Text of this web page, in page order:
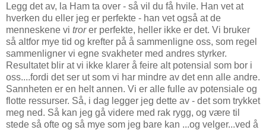
Legg det av, la Ham ta over - så vil du få hvile. Han vet at
hverken du eller jeg er perfekte - han vet også at de
menneskene vi trorer perfekte, heller ikke er det. Vi bruker
så altfor mye tid og krefter på å sammenligne oss, som regel
sammenligner vi egne svakheter med andres styrker.
Resultatet blir at vi ikke klarer å feire alt potensial som bor i
oss....fordi det ser ut som vi har mindre av det enn alle andre.
Sannheten er en helt annen. Vi er alle fulle av potensiale og
flotte ressurser. Så, i dag legger jeg dette av - det som trykket
meg ned. Så kan jeg gå videre med rak rygg, og være til
stede så ofte og så mye som jeg bare kan ...og velger...ved å